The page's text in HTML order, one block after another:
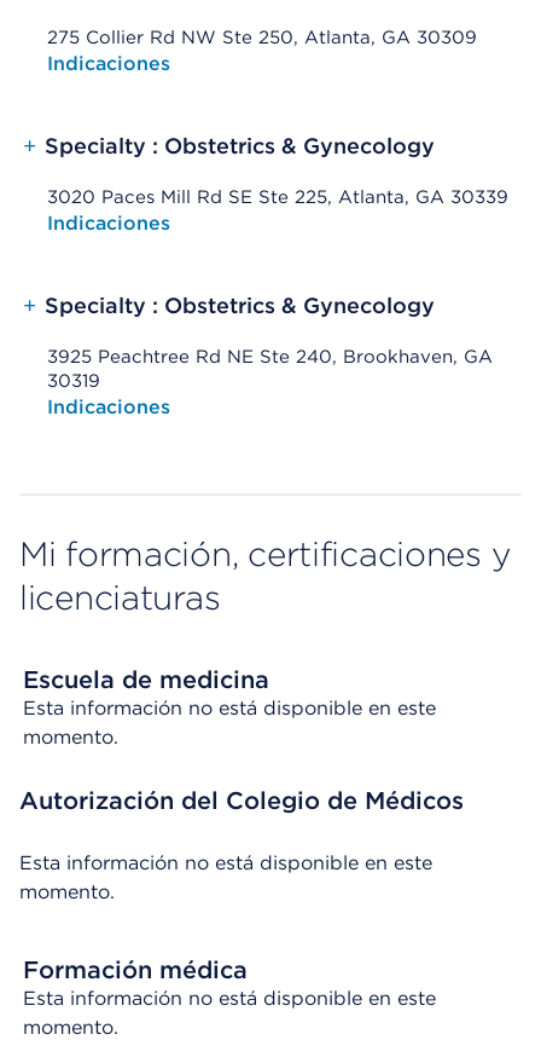
275 Collier Rd NW Ste 250, Atlanta, GA 30309
Opens native map application on mobile devices
Indicaciones
+ Specialty : Obstetrics & Gynecology
3020 Paces Mill Rd SE Ste 225, Atlanta, GA 30339
Opens native map application on mobile devices
Indicaciones
+ Specialty : Obstetrics & Gynecology
3925 Peachtree Rd NE Ste 240, Brookhaven, GA
30319
Opens native map application on mobile devices
Indicaciones
Mi formación, certificaciones y
licenciaturas
Escuela de medicina
Esta información no está disponible en este
momento.
Autorización del Colegio de Médicos
Esta información no está disponible en este
momento.
Formación médica
Esta información no está disponible en este
momento.